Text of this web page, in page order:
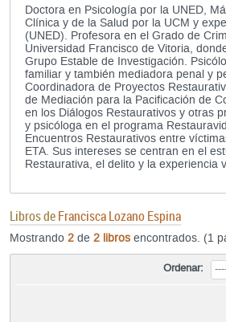
Doctora en Psicología por la UNED,
Clínica y de la Salud por la UCM y
(UNED). Profesora en el Grado de
Universidad Francisco de Vitoria,
Grupo Estable de Investigación.
familiar y también mediadora penal y
Coordinadora de Proyectos
de Mediación para la Pacificación de
en los Diálogos Restaurativos y otras
y psicóloga en el programa
Encuentros Restaurativos entre
ETA. Sus intereses se centran en el
Restaurativa, el delito y la experiencia
Libros deFrancisca Lozano Espina
Mostrando 2 de 2 libros encontrados. (1
Ordenar: